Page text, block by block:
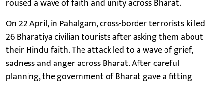
roused a wave of faith and unity across Bharat.
On 22 April, in Pahalgam, cross-border terrorists killed
26 Bharatiya civilian tourists after asking them about
their Hindu faith. The attack led to a wave of grief,
sadness and anger across Bharat. After careful
planning, the government of Bharat gave a fitting